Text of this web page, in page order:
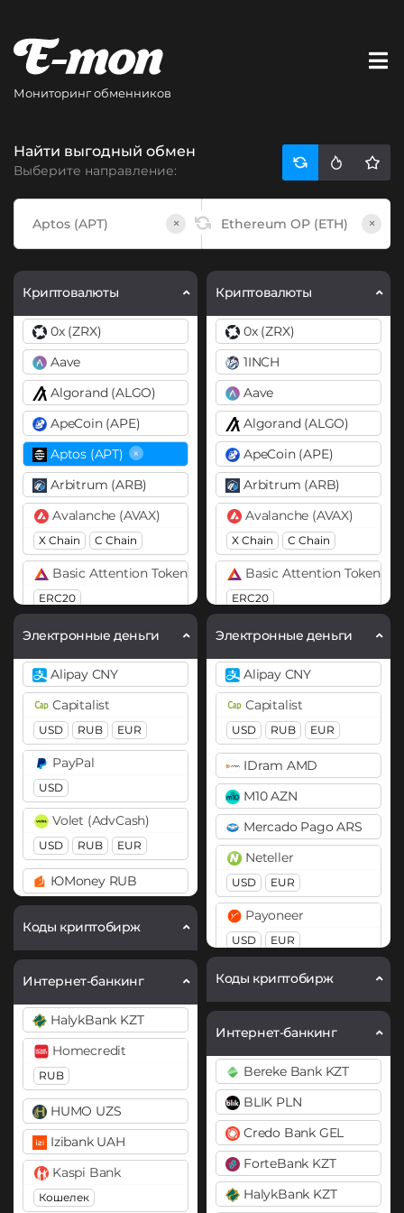
Мониторинг обменников
Найти выгодный обмен
Выберите направление:
× ×
Криптовалюты
0x (ZRX)
Aave
Algorand (ALGO)
ApeCoin (APE)
Aptos (APT)
×
Arbitrum (ARB)
Avalanche (AVAX)
X Chain C Chain
Basic Attention Token (BAT)
ERC20
Binance Coin (BNB)
BEP20 BEP2
Bitcoin (BTC)
BTC BEP20
ARB
AVAXC
Bitcoin Cash (BCH)
Bitcoin SV (BSV)
BitTorrent (BTT)
Cardano (ADA)
Chainlink (LINK)
ERC20
Compound (COMP)
Cosmos (ATOM)
Cronos (CRO)
DAI
ERC20
DASH
Decentraland (MANA)
Dogecoin (DOGE)
DOGE
Электронные деньги
Alipay CNY
Capitalist
USD RUB EUR
PayPal
USD
Volet (AdvCash)
USD RUB EUR
ЮMoney RUB
Коды криптобирж
Интернет-банкинг
HalykBank KZT
Homecredit
RUB
HUMO UZS
Izibank UAH
Kaspi Bank
Кошелек
Криптовалюты
0x (ZRX)
1INCH
Aave
Algorand (ALGO)
ApeCoin (APE)
Arbitrum (ARB)
Avalanche (AVAX)
X Chain C Chain
Basic Attention Token
ERC20
Binance Coin (BNB)
BEP20 BEP2
Bitcoin (BTC)
BTC BEP20
OP
ARB AVAXC
Bitcoin Cash (BCH)
Bitcoin SV (BSV)
BitTorrent (BTT)
Cardano (ADA)
Chainlink (LINK)
BEP20 ERC20
Chiliz (CHZ)
Compound (COMP)
Cosmos (ATOM)
Curve (CRV)
DAI
ERC20
DASH
Decentraland (MANA)
Электронные деньги
Alipay CNY
Capitalist
USD RUB EUR
IDram AMD
M10 AZN
Mercado Pago ARS
Neteller
USD EUR
Payoneer
USD EUR
PayPal
PaySera
EUR
Paytm INR
Pix BRL
Revolut
EUR USD GBP
Коды криптобирж
Интернет-банкинг
Bereke Bank KZT
BLIK PLN
Credo Bank GEL
ForteBank KZT
HalykBank KZT